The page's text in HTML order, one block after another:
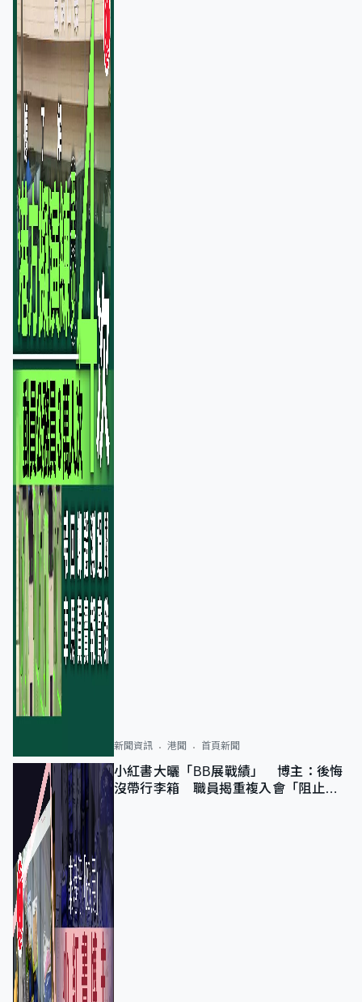
新聞資訊 港聞 首頁新聞
小紅書大曬「BB展戰績」 博主：後悔
沒帶行李箱 職員揭重複入會「阻止唔